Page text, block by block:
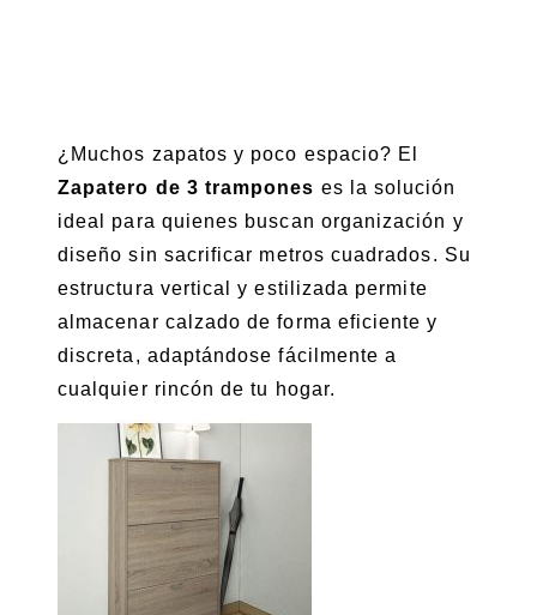
¿Muchos zapatos y poco espacio? El
Zapatero de 3 trampones es la solución
ideal para quienes buscan organización y
diseño sin sacrificar metros cuadrados. Su
estructura vertical y estilizada permite
almacenar calzado de forma eficiente y
discreta, adaptándose fácilmente a
cualquier rincón de tu hogar.